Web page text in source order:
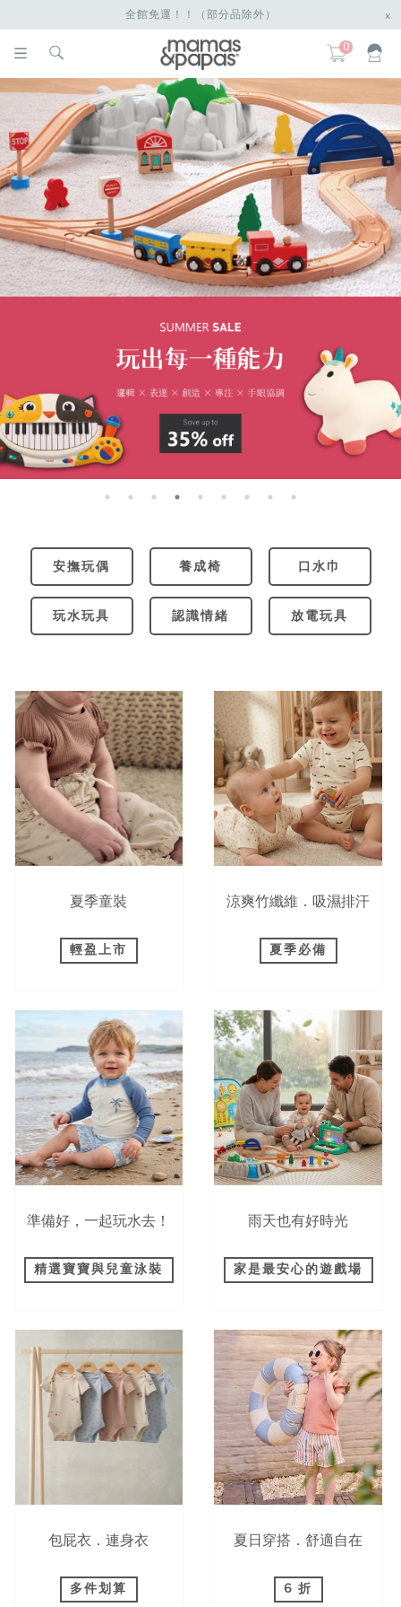
全館免運！！（部分品除外） x
0
安撫玩偶 養成椅 口水巾
玩水玩具 認識情緒 放電玩具
夏季童裝
輕盈上市
涼爽竹纖維．吸濕排汗
夏季必備
準備好，一起玩水去！
精選寶寶與兒童泳裝
雨天也有好時光
家是最安心的遊戲場
包屁衣．連身衣
多件划算
夏日穿搭．舒適自在
6 折